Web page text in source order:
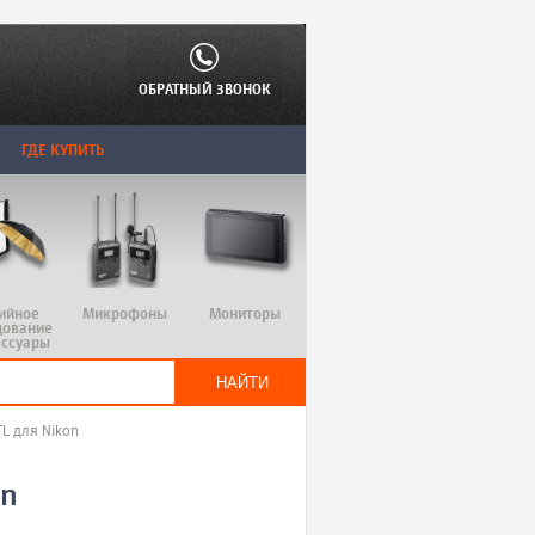
ОБРАТНЫЙ ЗВОНОК
ГДЕ КУПИТЬ
Микрофоны Мониторы
для Nikon